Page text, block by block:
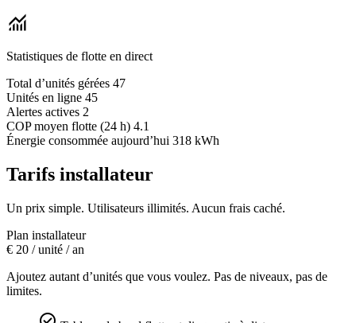
monitoring
Statistiques de flotte en direct
Total d’unités gérées 47
Unités en ligne 45
Alertes actives 2
COP moyen flotte (24 h) 4.1
Énergie consommée aujourd’hui 318 kWh
Tarifs installateur
Un prix simple. Utilisateurs illimités. Aucun frais caché.
Plan installateur
€ 20 / unité / an
Ajoutez autant d’unités que vous voulez. Pas de niveaux, pas de
limites.